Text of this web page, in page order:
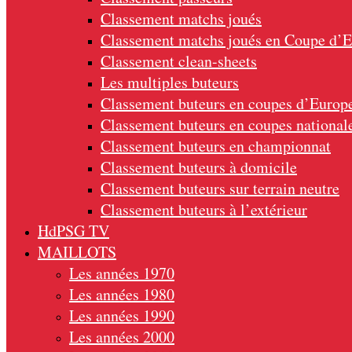
Classement matchs joués
Classement matchs joués en Coupe
Classement clean-sheets
Les multiples buteurs
Classement buteurs en coupes
Classement buteurs en coupes
Classement buteurs en championnat
Classement buteurs à domicile
Classement buteurs sur terrain neutre
Classement buteurs à l’extérieur
HdPSG TV
MAILLOTS
Les années 1970
Les années 1980
Les années 1990
Les années 2000